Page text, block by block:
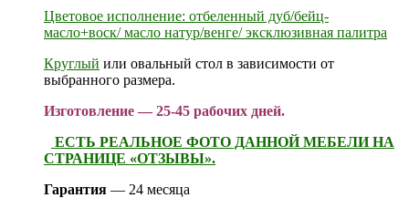
Цветовое исполнение: отбеленный дуб/бейц-
масло+воск/ масло натур/венге/ эксклюзивная палитра
Круглый или овальный стол в зависимости от
выбранного размера.
Изготовление — 25-45 рабочих дней.
ЕСТЬ РЕАЛЬНОЕ ФОТО ДАННОЙ МЕБЕЛИ НА
СТРАНИЦЕ «ОТЗЫВЫ».
Гарантия — 24 месяца